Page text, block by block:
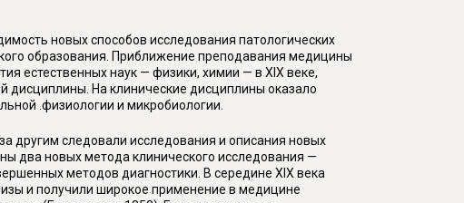
новых способов исследования патологических
образования. Приближение преподавания медицины
естественных наук — физики, химии — в XIX веке,
дисциплины. На клинические дисциплины оказало
.физиологии и микробиологии.
другим следовали исследования и описания новых
два новых метода клинического исследования —
методов диагностики. В середине XIX века
и получили широкое применение в медицине